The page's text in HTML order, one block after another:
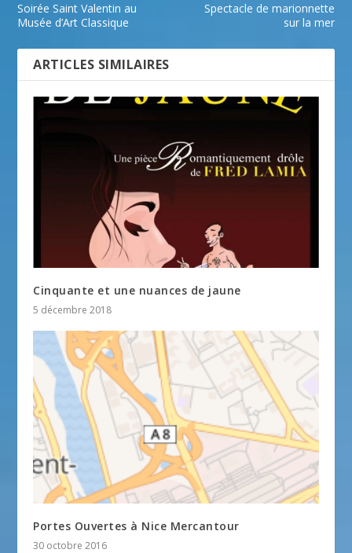
Soirée Saint Valentin au
Musée d’Art Classique
Spectacle de marionnette
sur la mer
ARTICLES SIMILAIRES
Cinquante et une nuances de jaune
5 décembre 2018
Portes Ouvertes à Nice Mercantour
30 octobre 2016